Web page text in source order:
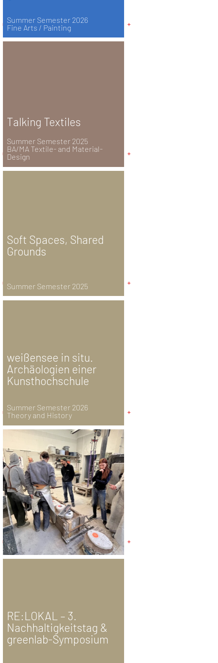
Summer Semester 2026
Fine Arts / Painting
Talking Textiles
Summer Semester 2025
BA/MA Textile- and Material-
Design
Soft Spaces, Shared
Grounds
Summer Semester 2025
weißensee in situ.
Archäologien einer
Kunsthochschule
Summer Semester 2026
Theory and History
RE:LOKAL – 3.
Nachhaltigkeitstag &
greenlab-Symposium